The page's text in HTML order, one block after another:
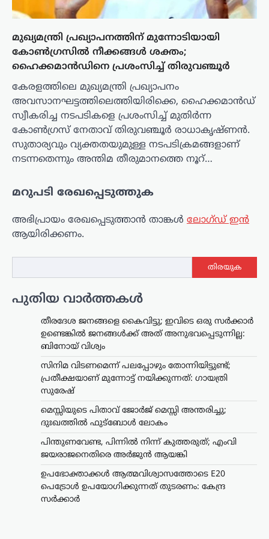
മുഖ്യമന്ത്രി പ്രഖ്യാപനത്തിന് മുന്നോടിയായി
കോൺഗ്രസിൽ നീക്കങ്ങൾ ശക്തം;
ഹൈക്കമാൻഡിനെ പ്രശംസിച്ച് തിരുവഞ്ചൂർ
കേരളത്തിലെ മുഖ്യമന്ത്രി പ്രഖ്യാപനം
അവസാനഘട്ടത്തിലെത്തിയിരിക്കെ, ഹൈക്കമാൻഡ്
സ്വീകരിച്ച നടപടികളെ പ്രശംസിച്ച് മുതിർന്ന
കോൺഗ്രസ് നേതാവ് തിരുവഞ്ചൂർ രാധാകൃഷ്ണൻ.
സുതാര്യവും വ്യക്തതയുമുള്ള നടപടിക്രമങ്ങളാണ്
നടന്നതെന്നും അന്തിമ തീരുമാനത്തെ നൂറ്…
മറുപടി രേഖപ്പെടുത്തുക
അഭിപ്രായം രേഖപ്പെടുത്താ‍ൻ താങ്കൾ ലോഗ്ഡ് ഇൻ
ആയിരിക്കണം.
തിരയുക
പുതിയ വാർത്തകൾ
തീരദേശ ജനങ്ങളെ കൈവിട്ടു; ഇവിടെ ഒരു സര്‍ക്കാര്‍
ഉണ്ടെങ്കില്‍ ജനങ്ങള്‍ക്ക് അത് അനുഭവപ്പെടുന്നില്ല:
ബിനോയ് വിശ്വം
സിനിമ വിടണമെന്ന് പലപ്പോഴും തോന്നിയിട്ടുണ്ട്;
പ്രതീക്ഷയാണ് മുന്നോട്ട് നയിക്കുന്നത്: ഗായത്രി
സുരേഷ്
മെസ്സിയുടെ പിതാവ് ജോർജ് മെസ്സി അന്തരിച്ചു;
ദുഃഖത്തിൽ ഫുട്ബോൾ ലോകം
പിന്തുണവേണ്ട, പിന്നില്‍ നിന്ന് കുത്തരുത്; എംവി
ജയരാജനെതിരെ അര്‍ജുന്‍ ആയങ്കി
ഉപഭോക്താക്കൾ ആത്മവിശ്വാസത്തോടെ E20
പെട്രോൾ ഉപയോഗിക്കുന്നത് തുടരണം: കേന്ദ്ര
സർക്കാർ